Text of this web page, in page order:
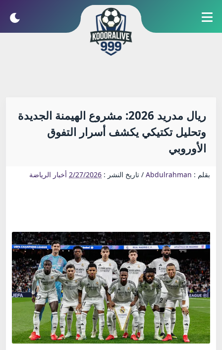
ريال مدريد 2026: مشروع الهيمنة الجديدة
وتحليل تكتيكي يكشف أسرار التفوق
الأوروبي
بقلم : Abdulrahman
/ تاريخ النشر : 2/27/2026 أخبار الرياضة